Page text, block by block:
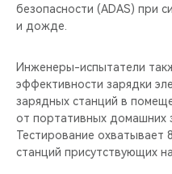
безопасности (ADAS) при
и дожде.
Инженеры-испытатели
эффективности зарядки
зарядных станций в
от портативных домашних
Тестирование охватывает
станций присутствующих